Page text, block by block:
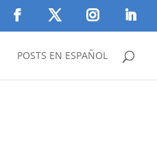
POSTS EN ESPAÑOL